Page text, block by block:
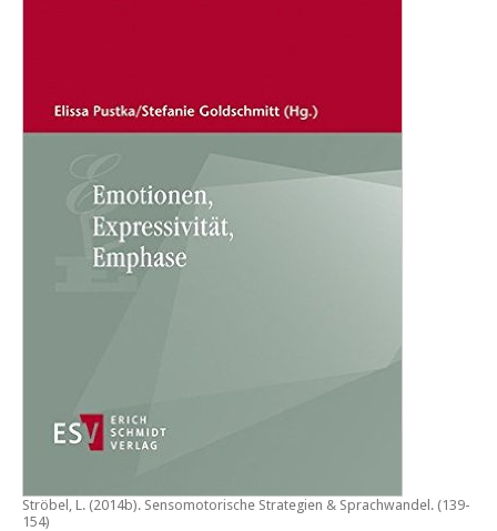
Ströbel, L. (2014b). Sensomotorische Strategien & Sprachwandel . (139-
154)